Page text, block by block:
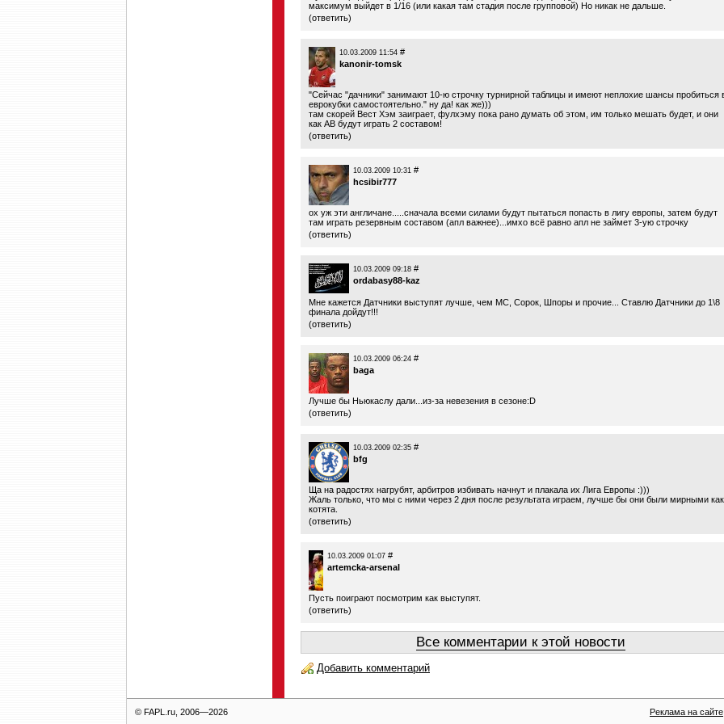
максимум выйдет в 1/16 (или какая там стадия после групповой) Но никак не дальше.
(ответить)
10.03.2009 11:54 #
kanonir-tomsk
"Сейчас "дачники" занимают 10-ю строчку турнирной таблицы и имеют неплохие шансы пробиться
еврокубки самостоятельно." ну да! как же)))
там скорей Вест Хэм заиграет, фулхэму пока рано думать об этом, им только мешать будет, и они
как АВ будут играть 2 составом!
(ответить)
10.03.2009 10:31 #
hcsibir777
ох уж эти англичане.....сначала всеми силами будут пытаться попасть в лигу европы, затем будут
там играть резервным составом (апл важнее)...имхо всё равно апл не займет 3-ую строчку
(ответить)
10.03.2009 09:18 #
ordabasy88-kaz
Мне кажется Датчники выступят лучше, чем МС, Сорок, Шпоры и прочие... Ставлю Датчники до 1\8
финала дойдут!!!
(ответить)
10.03.2009 06:24 #
baga
Лучше бы Ньюкаслу дали...из-за невезения в сезоне:D
(ответить)
10.03.2009 02:35 #
bfg
Ща на радостях нагрубят, арбитров избивать начнут и плакала их Лига Европы :)))
Жаль только, что мы с ними через 2 дня после результата играем, лучше бы они были мирными как
котята.
(ответить)
10.03.2009 01:07 #
artemcka-arsenal
Пусть поиграют посмотрим как выступят.
(ответить)
Все комментарии к этой новости
Добавить комментарий
© FAPL.ru, 2006—2026 Реклама на сайте